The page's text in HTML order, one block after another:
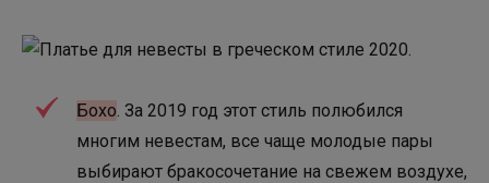
Бохо . За 2019 год этот стиль полюбился
многим невестам, все чаще молодые пары
выбирают бракосочетание на свежем воздухе,